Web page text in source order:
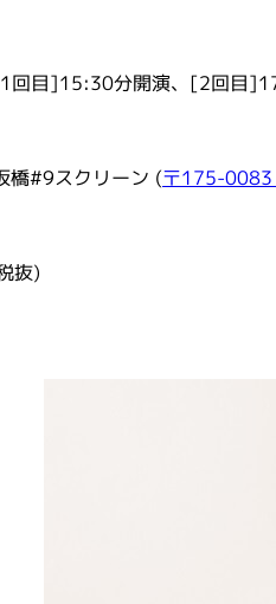
回目]15:30分開演、[2回目]
橋#9スクリーン (〒175-0083
抜)